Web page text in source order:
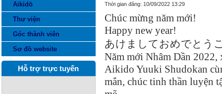
Aikidō
Thư viện
Góc thành viên
Sơ đồ website
Hỗ trợ trực tuyến
Thời gian đăng: 10/09/2022 13:29
Chúc mừng năm mới!
Happy new year!
あけましておめでとう
Năm mới Nhâm Dần
Aikido Yuuki Shudokan
mắn, chúc tinh thần luyện